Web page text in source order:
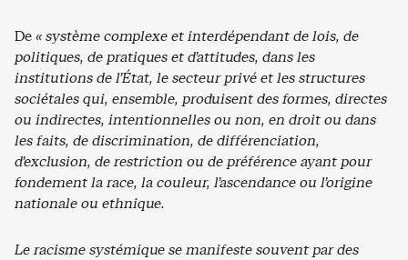
De« système complexe et interdépendant de lois, de
politiques, de pratiques et d’attitudes, dans les
institutions de l’État, le secteur privé et les structures
sociétales qui, ensemble, produisent des formes, directes
ou indirectes, intentionnelles ou non, en droit ou dans
les faits, de discrimination, de différenciation,
d’exclusion, de restriction ou de préférence ayant pour
fondement la race, la couleur, l’ascendance ou l’origine
nationale ou ethnique.
Le racisme systémique se manifeste souvent par des